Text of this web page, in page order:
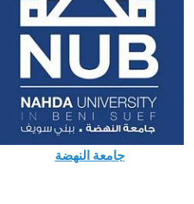
جامعة النهضة